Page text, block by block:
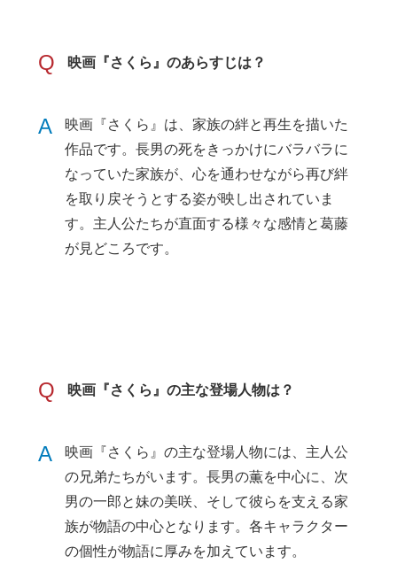
Q 映画『さくら』のあらすじは？
A
映画『さくら』は、家族の絆と再生を描いた
作品です。長男の死をきっかけにバラバラに
なっていた家族が、心を通わせながら再び絆
を取り戻そうとする姿が映し出されていま
す。主人公たちが直面する様々な感情と葛藤
が見どころです。
Q 映画『さくら』の主な登場人物は？
A
映画『さくら』の主な登場人物には、主人公
の兄弟たちがいます。長男の薫を中心に、次
男の一郎と妹の美咲、そして彼らを支える家
族が物語の中心となります。各キャラクター
の個性が物語に厚みを加えています。